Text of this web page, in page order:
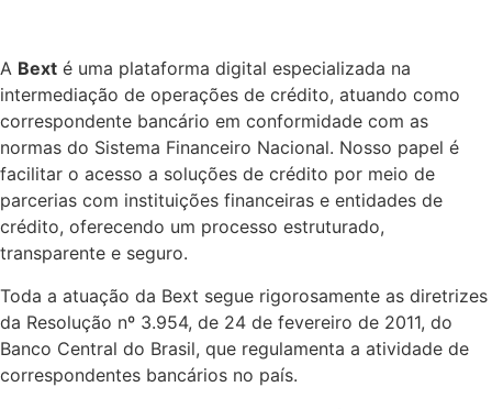
A Bext é uma plataforma digital especializada na
intermediação de operações de crédito, atuando como
correspondente bancário em conformidade com as
normas do Sistema Financeiro Nacional. Nosso papel é
facilitar o acesso a soluções de crédito por meio de
parcerias com instituições financeiras e entidades de
crédito, oferecendo um processo estruturado,
transparente e seguro.
Toda a atuação da Bext segue rigorosamente as diretrizes
da Resolução nº 3.954, de 24 de fevereiro de 2011, do
Banco Central do Brasil, que regulamenta a atividade de
correspondentes bancários no país.